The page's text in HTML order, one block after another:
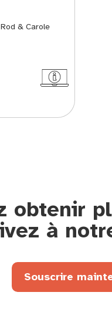
& Carole
obtenir
à
Souscrire